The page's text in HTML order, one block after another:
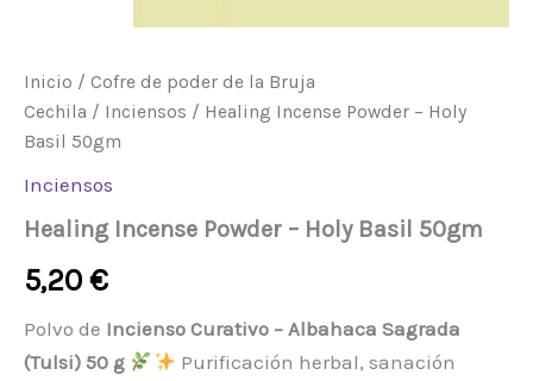
Inicio / Cofre de poder de la Bruja
Cechila / Inciensos / Healing Incense Powder – Holy
Basil 50gm
Inciensos
Healing Incense Powder – Holy Basil 50gm
5,20 €
Polvo de Incienso Curativo – Albahaca Sagrada
(Tulsi) 50 g
Purificación herbal, sanación